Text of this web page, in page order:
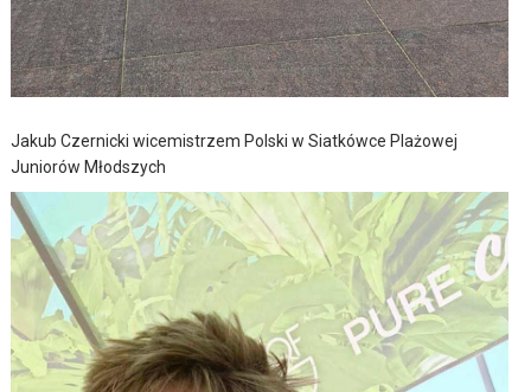
Jakub Czernicki wicemistrzem Polski w Siatkówce Plażowej
Juniorów Młodszych